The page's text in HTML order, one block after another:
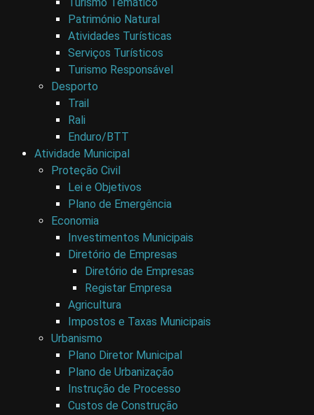
Património Natural
Atividades Turísticas
Serviços Turísticos
Turismo Responsável
Desporto
Trail
Rali
Enduro/BTT
Atividade Municipal
Proteção Civil
Lei e Objetivos
Plano de Emergência
Economia
Investimentos Municipais
Diretório de Empresas
Diretório de Empresas
Registar Empresa
Agricultura
Impostos e Taxas Municipais
Urbanismo
Plano Diretor Municipal
Plano de Urbanização
Instrução de Processo
Custos de Construção